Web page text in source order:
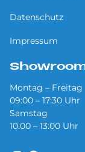
Datenschutz
Impressum
Montag – Freitag
09:00 – 17:30 Uhr
Samstag
10:00 – 13:00 Uhr